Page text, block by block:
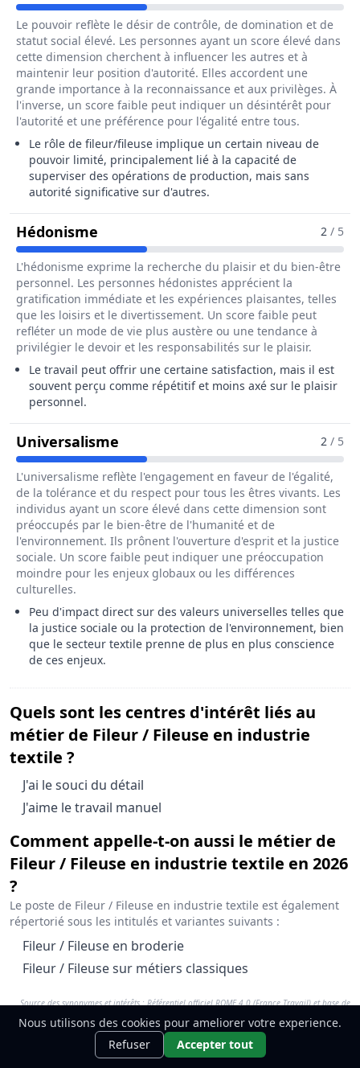
Le pouvoir reflète le désir de contrôle, de domination et de
statut social élevé. Les personnes ayant un score élevé dans
cette dimension cherchent à influencer les autres et à
maintenir leur position d'autorité. Elles accordent une
grande importance à la reconnaissance et aux privilèges. À
l'inverse, un score faible peut indiquer un désintérêt pour
l'autorité et une préférence pour l'égalité entre tous.
Le rôle de fileur/fileuse implique un certain niveau de
pouvoir limité, principalement lié à la capacité de
superviser des opérations de production, mais sans
autorité significative sur d'autres.
Hédonisme Pour Le Métier De Fileur / Fileuse
2 / 5
L'hédonisme exprime la recherche du plaisir et du bien-être
personnel. Les personnes hédonistes apprécient la
gratification immédiate et les expériences plaisantes, telles
que les loisirs et le divertissement. Un score faible peut
refléter un mode de vie plus austère ou une tendance à
privilégier le devoir et les responsabilités sur le plaisir.
Le travail peut offrir une certaine satisfaction, mais il est
souvent perçu comme répétitif et moins axé sur le plaisir
personnel.
Universalisme Pour Le Métier De Fileur / 2 / 5
L'universalisme reflète l'engagement en faveur de l'égalité,
de la tolérance et du respect pour tous les êtres vivants. Les
individus ayant un score élevé dans cette dimension sont
préoccupés par le bien-être de l'humanité et de
l'environnement. Ils prônent l'ouverture d'esprit et la justice
sociale. Un score faible peut indiquer une préoccupation
moindre pour les enjeux globaux ou les différences
culturelles.
Peu d'impact direct sur des valeurs universelles telles que
la justice sociale ou la protection de l'environnement, bien
que le secteur textile prenne de plus en plus conscience
de ces enjeux.
Quels sont les centres d'intérêt liés au
métier de Fileur / Fileuse en industrie
textile ?
Le métier de Fileur / Fileuse en industrie textile est
J'ai le souci du détail
Le métier de Fileur / Fileuse en industrie textile est
J'aime le travail manuel
Comment appelle-t-on aussi le métier de
Fileur / Fileuse en industrie textile en 2026
?
Le poste de Fileur / Fileuse en industrie textile est également
répertorié sous les intitulés et variantes suivants :
Fileur / Fileuse en industrie textile est également
Fileur / Fileuse en broderie
Fileur / Fileuse en industrie textile est également
Fileur / Fileuse sur métiers classiques
Attribut
Détails sémantiques
Intitulés alternatifs
Fileur / Fileuse en broderie,
Centres d'intérêt
J'ai le souci du détail, J'aime le
Source des synonymes et intérêts : Référentiel officiel ROME 4.0 (France Travail) et base de
Ce métier t'intéresse ?Découvre
comment le devenir.
Nous utilisons des cookies pour ameliorer votre experience.
Refuser
Accepter tout